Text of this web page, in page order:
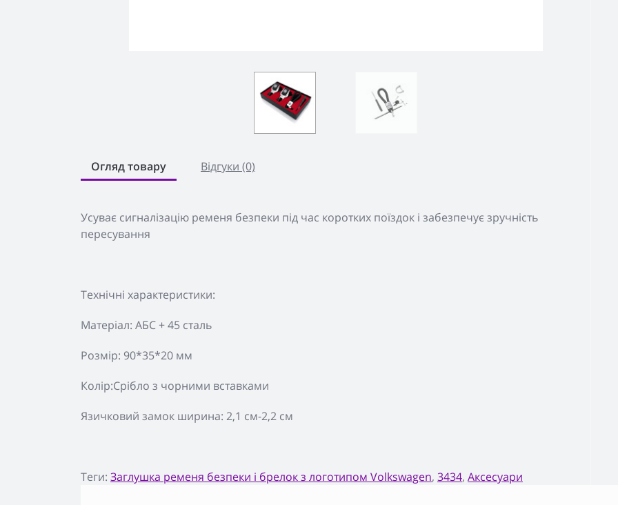
Огляд товару Відгуки (0)
Усуває сигналізацію ременя безпеки під час коротких поїздок і забезпечує зручність
пересування
Технічні характеристики:
Матеріал: АБС + 45 сталь
Розмір: 90*35*20 мм
Колір:Срібло з чорними вставками
Язичковий замок ширина: 2,1 см-2,2 см
Теги: Заглушка ременя безпеки і брелок з логотипом Volkswagen, 3434, Аксесуари